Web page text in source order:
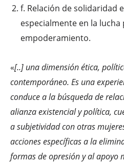
f. Relación de solidaridad
especialmente en la lucha
empoderamiento.
«[..] una dimensión ética,
contemporáneo. Es una
conduce a la búsqueda de
alianza existencial y política,
a subjetividad con otras
acciones específicas a la
formas de opresión y al apoyo